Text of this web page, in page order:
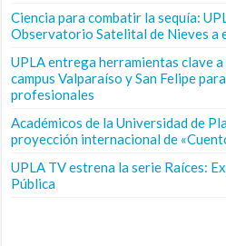
Ciencia para combatir la sequía:
Observatorio Satelital de Nieves a
UPLA entrega herramientas clave
campus Valparaíso y San Felipe
profesionales
Académicos de la Universidad de
proyección internacional de
UPLA TV estrena la serie Raíces:
Pública